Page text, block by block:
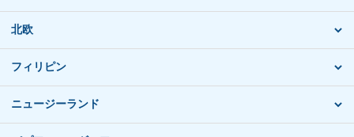
北欧
フィリピン
ニュージーランド